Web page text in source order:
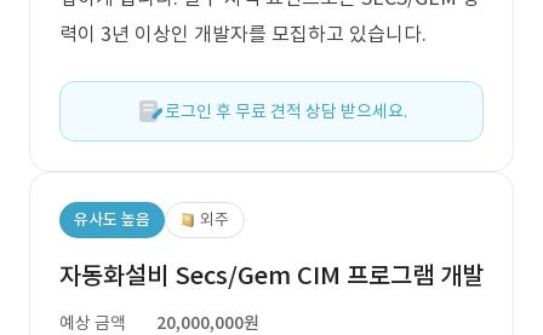
력이 3년 이상인 개발자를 모집하고 있습니다.
로그인 후 무료 견적 상담 받으세요.
유사도 높음 외주
자동화설비 Secs/Gem CIM 프로그램 개발
예상 금액
20,000,000원